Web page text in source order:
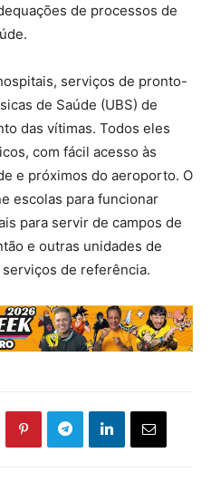
de processos de
serviços de pronto-
de Saúde (UBS) de
das vítimas. Todos eles
com fácil acesso às
e próximos do aeroporto. O
escolas para funcionar
para servir de campos de
e outras unidades de
de referência.